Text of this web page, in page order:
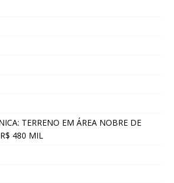
TERRENO EM ÁREA NOBRE DE
480 MIL